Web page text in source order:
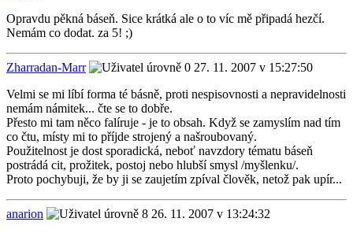
Opravdu pěkná báseň. Sice krátká ale o to víc mě připadá hezčí.
Nemám co dodat. za 5! ;)
Zharradan-Marr
27. 11. 2007 v 15:27:50
Velmi se mi líbí forma té básně, proti nespisovnosti a nepravidelnosti
nemám námitek... čte se to dobře.
Přesto mi tam něco falíruje - je to obsah. Když se zamyslím nad tím
co čtu, místy mi to příjde strojený a našroubovaný.
Použitelnost je dost sporadická, neboť navzdory tématu báseň
postrádá cit, prožitek, postoj nebo hlubší smysl /myšlenku/.
Proto pochybuji, že by ji se zaujetím zpíval člověk, netož pak upír...
anarion
26. 11. 2007 v 13:24:32